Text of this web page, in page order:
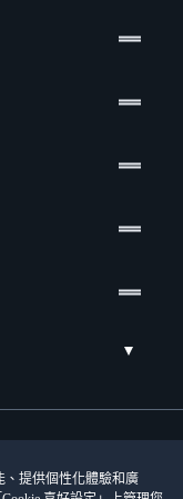
、提供個性化體驗和廣